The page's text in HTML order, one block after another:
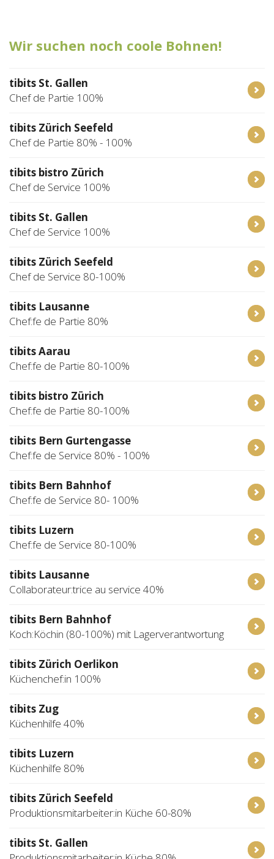
Login
Wir suchen noch coole Bohnen!
tibits St. Gallen
Chef de Partie 100%
tibits Zürich Seefeld
Chef de Partie 80% - 100%
tibits bistro Zürich
Chef de Service 100%
tibits St. Gallen
Chef de Service 100%
tibits Zürich Seefeld
Chef de Service 80-100%
tibits Lausanne
Chef:fe de Partie 80%
tibits Aarau
Chef:fe de Partie 80-100%
tibits bistro Zürich
Chef:fe de Partie 80-100%
tibits Bern Gurtengasse
Chef:fe de Service 80% - 100%
tibits Bern Bahnhof
Chef:fe de Service 80- 100%
tibits Luzern
Chef:fe de Service 80-100%
tibits Lausanne
Collaborateur:trice au service 40%
tibits Bern Bahnhof
Koch:Köchin (80-100%) mit Lagerverantwortung
tibits Zürich Oerlikon
Küchenchef:in 100%
tibits Zug
Küchenhilfe 40%
tibits Luzern
Küchenhilfe 80%
tibits Zürich Seefeld
Produktionsmitarbeiter:in Küche 60-80%
tibits St. Gallen